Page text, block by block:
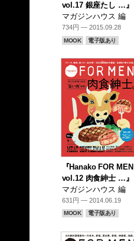
vol.17 銀座たし …』
マガジンハウス 編
734円 — 2015.09.28
MOOK 電子版あり
『Hanako FOR MEN
vol.12 肉食紳士 …』
マガジンハウス 編
631円 — 2014.06.19
MOOK 電子版あり